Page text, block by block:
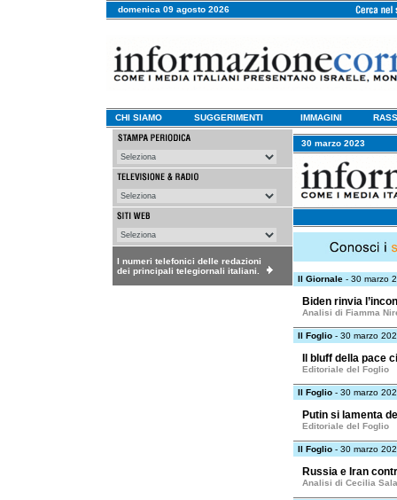
domenica 09 agosto 2026
CHI SIAMO SUGGERIMENTI IMMAGINI
I numeri telefonici delle redazioni
dei principali telegiornali italiani.
30 marzo 2023
Il Giornale - 30 marzo
Biden rinvia
Analisi di Fiamma
Il Foglio - 30 marzo
Il bluff della pace
Editoriale del Foglio
Il Foglio - 30 marzo
Putin si lamenta
Editoriale del Foglio
Il Foglio - 30 marzo
Russia e Iran
Analisi di Cecilia Sala